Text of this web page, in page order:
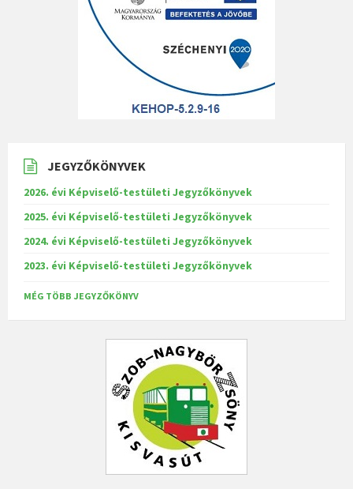
JEGYZŐKÖNYVEK
2026. évi Képviselő-testületi Jegyzőkönyvek
2025. évi Képviselő-testületi Jegyzőkönyvek
2024. évi Képviselő-testületi Jegyzőkönyvek
2023. évi Képviselő-testületi Jegyzőkönyvek
MÉG TÖBB JEGYZŐKÖNYV